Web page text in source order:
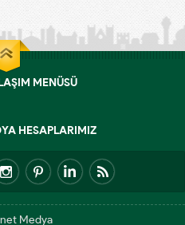
MENÜSÜ
HESAPLARIMIZ
Medya